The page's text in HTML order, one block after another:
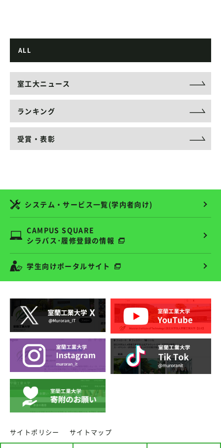
ALL
室工大ニュース
ランキング
受賞・表彰
システム・サービス一覧(学内者向け)
CAMPUS SQUARE
シラバス･履修登録の情報
学生向けポータルサイト
サイトポリシー サイトマップ